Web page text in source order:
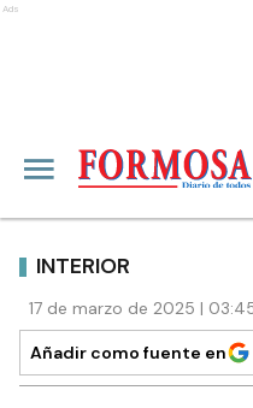
Ads
INTERIOR
17 de marzo de 2025 |
Añadir como fuente en